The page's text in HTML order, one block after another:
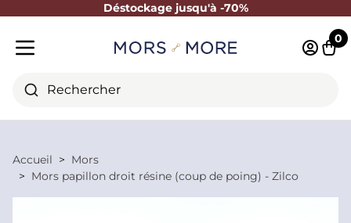
Déstockage jusqu'à -70%
Fermer
Rechercher
0
Accueil
Mors
Mors papillon droit résine (coup de poing) - Zilco